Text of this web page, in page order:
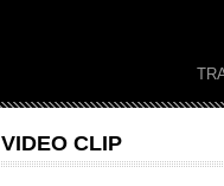
VIDEO CLIP